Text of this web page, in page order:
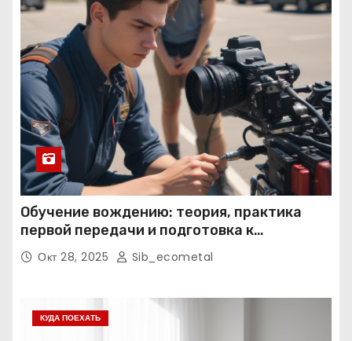
Обучение вождению: теория, практика
первой передачи и подготовка к
экзаменам
Окт 28, 2025 Sib_ecometal
КУДА ПОЕХАТЬ